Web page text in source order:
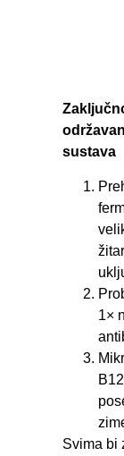
sustava
1×
Svima bi